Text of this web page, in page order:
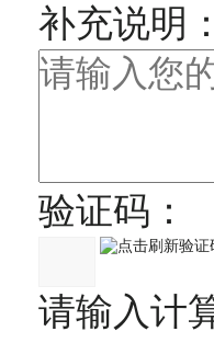
补充说明
验证码：
请输入计算